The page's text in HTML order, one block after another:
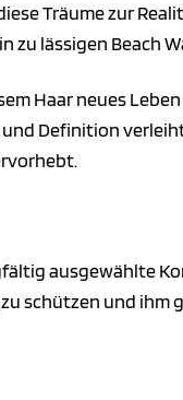
Träume zur
zu lässigen Beach
Haar neues
Definition
ausgewählte
schützen und